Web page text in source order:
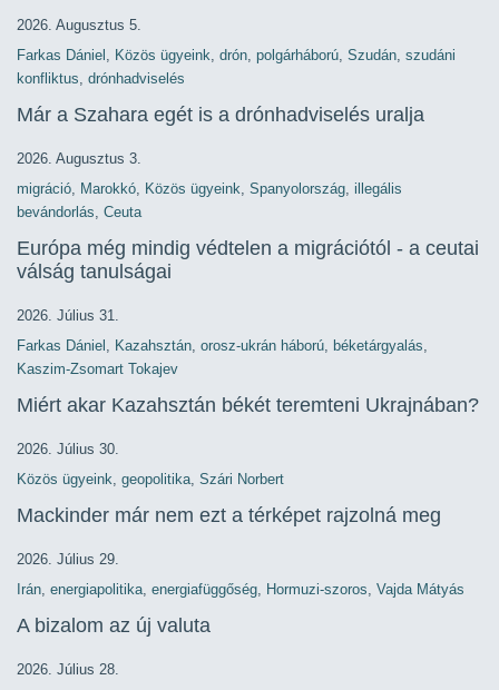
2026. Augusztus 5.
Farkas Dániel , Közös ügyeink, drón, polgárháború, Szudán, szudáni
konfliktus, drónhadviselés
Már a Szahara egét is a drónhadviselés uralja
2026. Augusztus 3.
migráció, Marokkó, Közös ügyeink, Spanyolország, illegális
bevándorlás, Ceuta
Európa még mindig védtelen a migrációtól - a ceutai
válság tanulságai
2026. Július 31.
Farkas Dániel , Kazahsztán, orosz-ukrán háború, béketárgyalás,
Kaszim-Zsomart Tokajev
Miért akar Kazahsztán békét teremteni Ukrajnában?
2026. Július 30.
Közös ügyeink, geopolitika, Szári Norbert
Mackinder már nem ezt a térképet rajzolná meg
2026. Július 29.
Irán, energiapolitika, energiafüggőség, Hormuzi-szoros, Vajda Mátyás
A bizalom az új valuta
2026. Július 28.